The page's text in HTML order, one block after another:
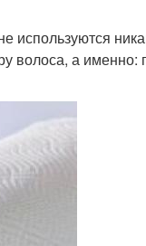
используются
волоса, а